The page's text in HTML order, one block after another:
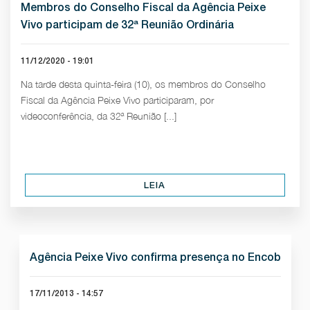
Membros do Conselho Fiscal da Agência Peixe
Vivo participam de 32ª Reunião Ordinária
11/12/2020 - 19:01
Na tarde desta quinta-feira (10), os membros do Conselho
Fiscal da Agência Peixe Vivo participaram, por
videoconferência, da 32ª Reunião [...]
LEIA
Agência Peixe Vivo confirma presença no Encob
17/11/2013 - 14:57